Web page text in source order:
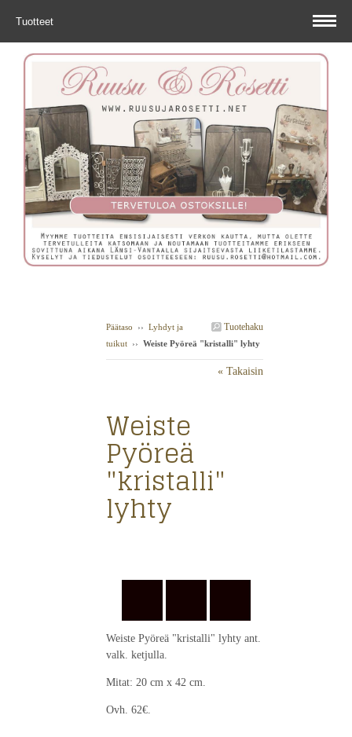
Tuotteet
Tuotehaku
Päätaso ›› Lyhdyt ja
tuikut ›› Weiste Pyöreä "kristalli" lyhty
« Takaisin
Weiste
Pyöreä
"kristalli"
lyhty
Weiste Pyöreä "kristalli" lyhty ant.
valk. ketjulla.
Mitat: 20 cm x 42 cm.
Ovh. 62€.